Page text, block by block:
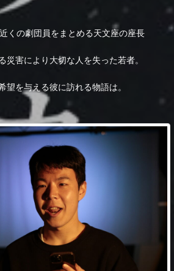
くの劇団員をまとめる天文座の座長
災害により大切な人を失った若者。
望を与える彼に訪れる物語は。